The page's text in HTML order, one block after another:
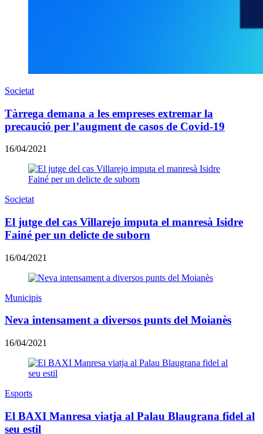
Societat
Tàrrega demana a les empreses extremar la
precaució per l’augment de casos de Covid-19
16/04/2021
Societat
El jutge del cas Villarejo imputa el manresà Isidre
Fainé per un delicte de suborn
16/04/2021
Municipis
Neva intensament a diversos punts del Moianès
16/04/2021
Esports
El BAXI Manresa viatja al Palau Blaugrana fidel al
seu estil